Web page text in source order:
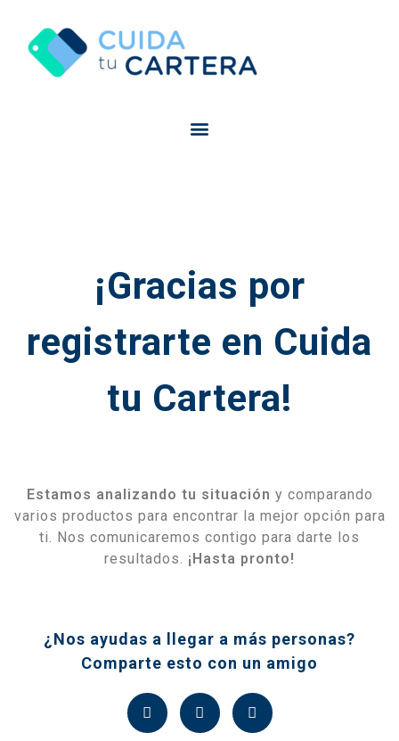
¡Gracias por
registrarte en Cuida
tu Cartera!
Estamos analizando tu situación y comparando
varios productos para encontrar la mejor opción para
ti. Nos comunicaremos contigo para darte los
resultados. ¡Hasta pronto!
¿Nos ayudas a llegar a más personas?
Comparte esto con un amigo